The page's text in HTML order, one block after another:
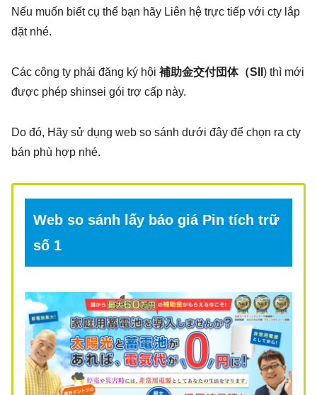
Nếu muốn biết cụ thể bạn hãy Liên hệ trực tiếp với cty lắp
đặt nhé.
Các công ty phải đăng ký hội 補助金交付団体（SII ) thì mới
được phép shinsei gói trợ cấp này.
Do đó, Hãy sử dụng web so sánh dưới đây để chọn ra cty
bán phù hợp nhé.
Web so sánh lấy báo giá Pin tích trữ
số 1